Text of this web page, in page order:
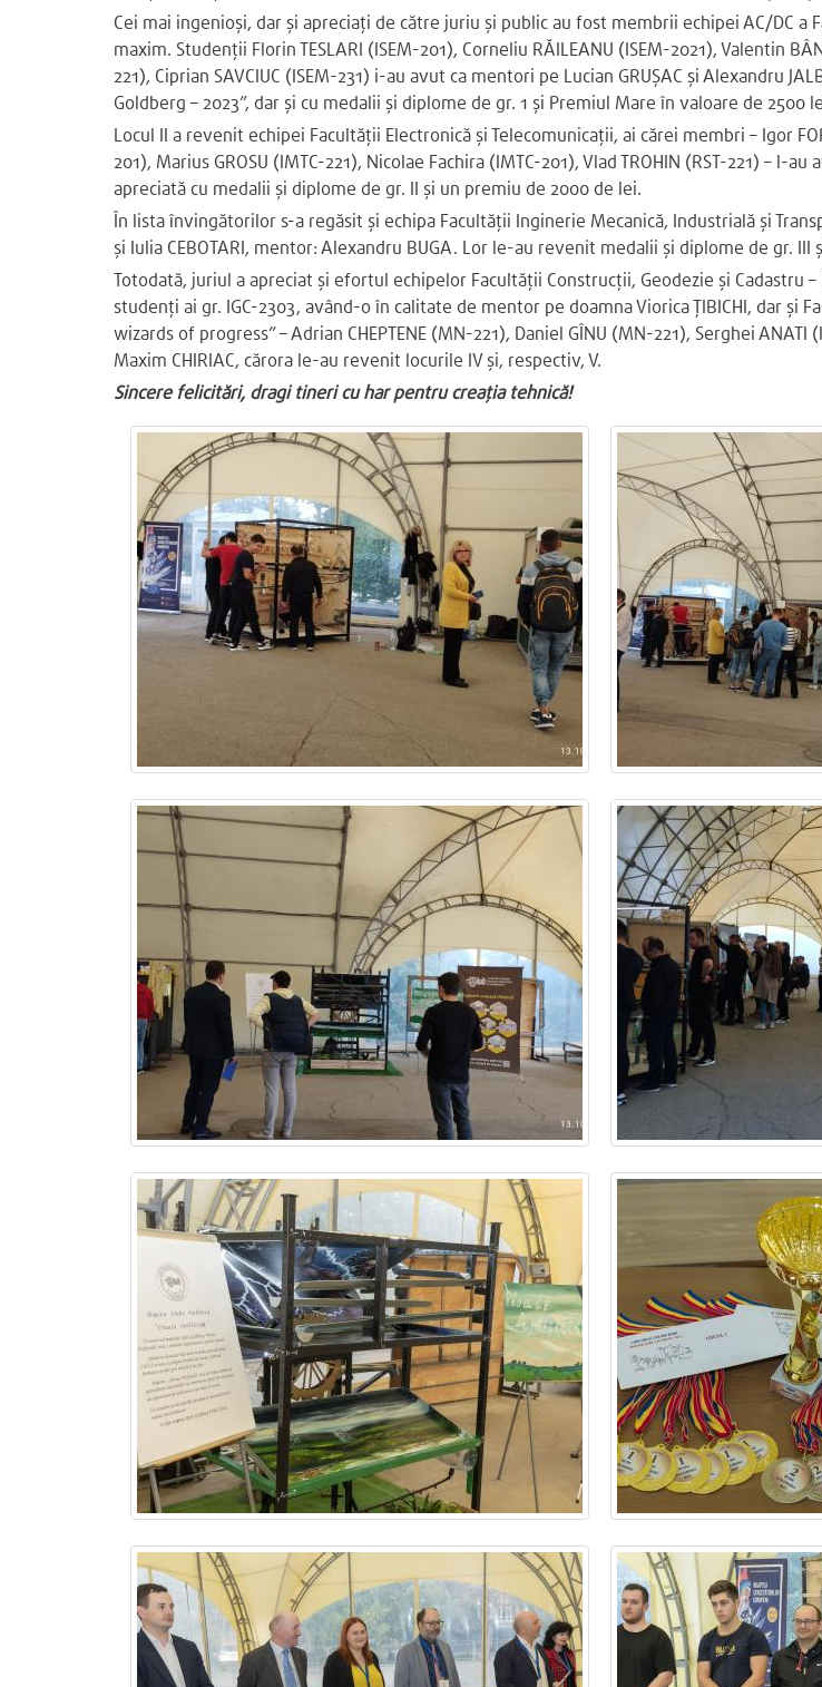
Cei mai ingenioși, dar și apreciați de către juriu și public au fost membrii echipei AC/DC
maxim. Studenții Florin TESLARI (ISEM-201), Corneliu RĂILEANU (ISEM-2021), Valentin
221), Ciprian SAVCIUC (ISEM-231) i-au avut ca mentori pe Lucian GRUȘAC și Alexandru
Goldberg – 2023”, dar și cu medalii și diplome de gr. 1 și Premiul Mare în valoare de 2500
Locul II a revenit echipei Facultății Electronică și Telecomunicații, ai cărei membri – Igor
201), Marius GROSU (IMTC-221), Nicolae Fachira (IMTC-201), Vlad TROHIN (RST-221) –
apreciată cu medalii și diplome de gr. II și un premiu de 2000 de lei.
În lista învingătorilor s-a regăsit și echipa Facultății Inginerie Mecanică, Industrială și
și Iulia CEBOTARI, mentor: Alexandru BUGA. Lor le-au revenit medalii și diplome de gr.
Totodată, juriul a apreciat și efortul echipelor Facultății Construcții, Geodezie și Cadastru –
studenți ai gr. IGC-2303, având-o în calitate de mentor pe doamna Viorica ȚIBICHI, dar și
wizards of progress” – Adrian CHEPTENE (MN-221), Daniel GÎNU (MN-221), Serghei
Maxim CHIRIAC, cărora le-au revenit locurile IV și, respectiv, V.
Sincere felicitări, dragi tineri cu har pentru creația tehnică!